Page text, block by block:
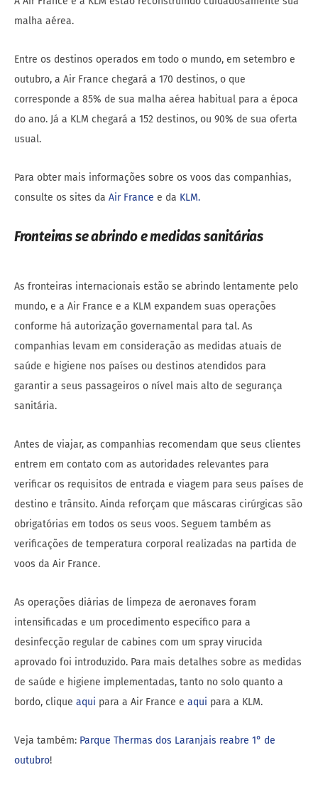
malha aérea.
Entre os destinos operados em todo o mundo, em setembro e
outubro, a Air France chegará a 170 destinos, o que
corresponde a 85% de sua malha aérea habitual para a época
do ano. Já a KLM chegará a 152 destinos, ou 90% de sua oferta
usual.
Para obter mais informações sobre os voos das companhias,
consulte os sites da Air France e da KLM.
Fronteiras se abrindo e medidas sanitárias
As fronteiras internacionais estão se abrindo lentamente pelo
mundo, e a Air France e a KLM expandem suas operações
conforme há autorização governamental para tal. As
companhias levam em consideração as medidas atuais de
saúde e higiene nos países ou destinos atendidos para
garantir a seus passageiros o nível mais alto de segurança
sanitária.
Antes de viajar, as companhias recomendam que seus clientes
entrem em contato com as autoridades relevantes para
verificar os requisitos de entrada e viagem para seus países de
destino e trânsito. Ainda reforçam que máscaras cirúrgicas são
obrigatórias em todos os seus voos. Seguem também as
verificações de temperatura corporal realizadas na partida de
voos da Air France.
As operações diárias de limpeza de aeronaves foram
intensificadas e um procedimento específico para a
desinfecção regular de cabines com um spray virucida
aprovado foi introduzido. Para mais detalhes sobre as medidas
de saúde e higiene implementadas, tanto no solo quanto a
bordo, clique aqui para a Air France e aqui para a KLM.
Veja também: Parque Thermas dos Laranjais reabre 1° de
outubro!